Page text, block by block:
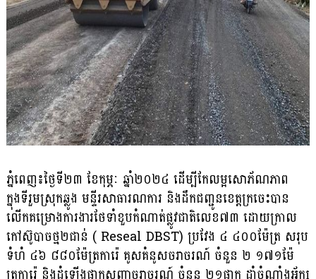
ភ្នំពេញ៖ថ្ងៃទី២៣ ខែកុម្ភៈ ឆ្នាំ២០២៤ ដើម្បីកែលម្អសោភ័ណភាព
ក្នុងទីរួមស្រុកឆ្លូង មន្ទីរសាធារណការ និងដឹកជញ្ជូនខេត្តក្រចេះបាន
លើកគម្រោងការងារថែទាំខួបកំណាត់ផ្លូវជាតិលេខ៧៣ ដោយក្រាល
កៅស៊ូបាចថ្ម២ជាន់ ( Reseal DBST) ប្រវែង ៤ ៤០០ម៉ែត្រ សរុប
ទំហំ ៤៦ ៨៨០ម៉ែត្រការ៉េ គូសគំនូសចរាចរណ៍ ចំនួន ២ ១៧១ម៉ែ